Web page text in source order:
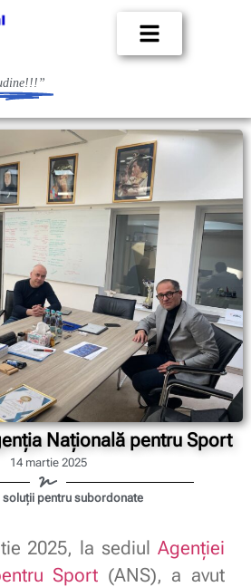
Națională pentru Sport
14 martie 2025
soluții pentru subordonate
2025, la sediulAgenției
Sport (ANS), a avut